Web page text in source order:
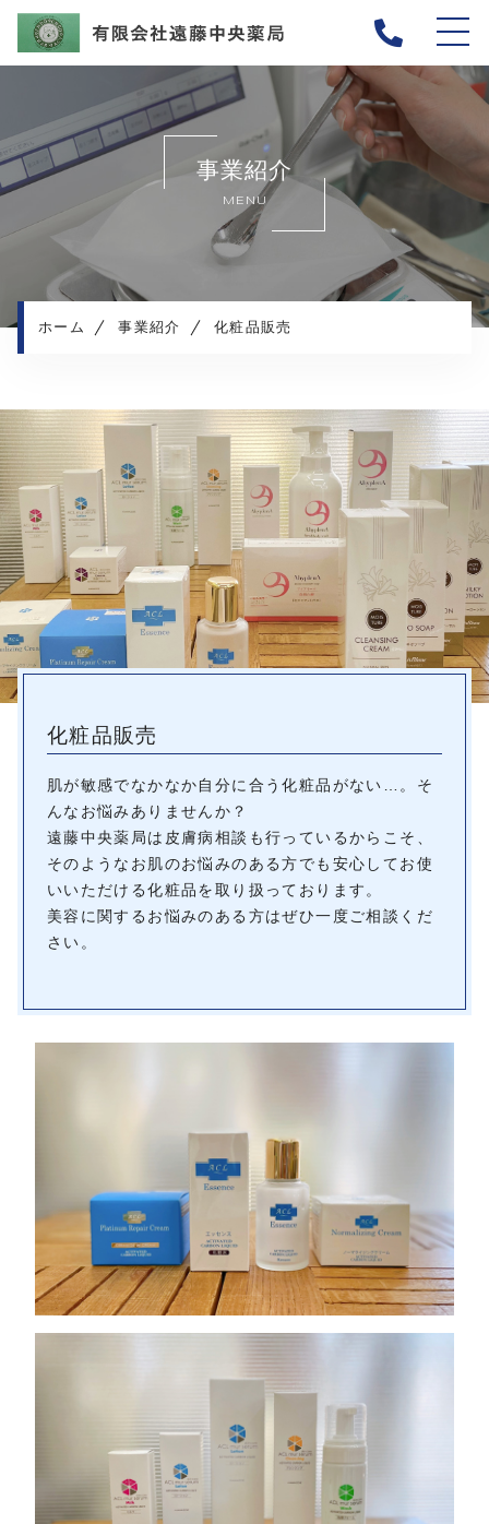
ホーム
当薬局について
イベント
事業紹介
店舗紹介
事業紹介
MENU
ホーム 事業紹介 化粧品販売
化粧品販売
肌が敏感でなかなか自分に合う化粧品がない…。そ
んなお悩みありませんか？
遠藤中央薬局は皮膚病相談も行っているからこそ、
そのようなお肌のお悩みのある方でも安心してお使
いいただける化粧品を取り扱っております。
美容に関するお悩みのある方はぜひ一度ご相談くだ
さい。